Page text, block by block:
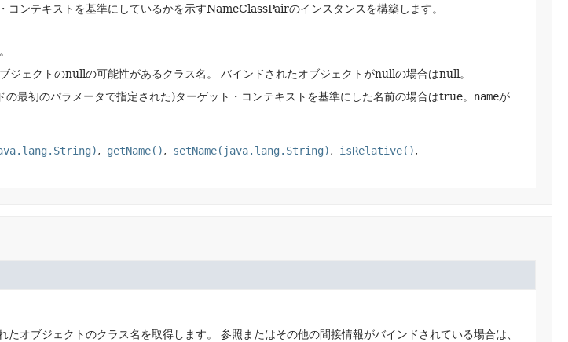
コンテキストを基準にしているかを示すNameClassPairのインスタンスを構築します。
ジェクトのnullの可能性があるクラス名。
バインドされたオブジェクトがnullの場合はnull。
の最初のパラメータで指定された)ターゲット・コンテキストを基準にした名前の場合はtrue。 nameが
getName() setName(java.lang.String)
isRelative()
オブジェクトのクラス名を取得します。
参照またはその他の間接情報がバインドされている場合は、